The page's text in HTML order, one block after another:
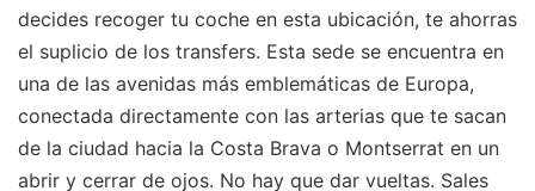
decides recoger tu coche en esta ubicación, te ahorras
el suplicio de los transfers. Esta sede se encuentra en
una de las avenidas más emblemáticas de Europa,
conectada directamente con las arterias que te sacan
de la ciudad hacia la Costa Brava o Montserrat en un
abrir y cerrar de ojos. No hay que dar vueltas. Sales